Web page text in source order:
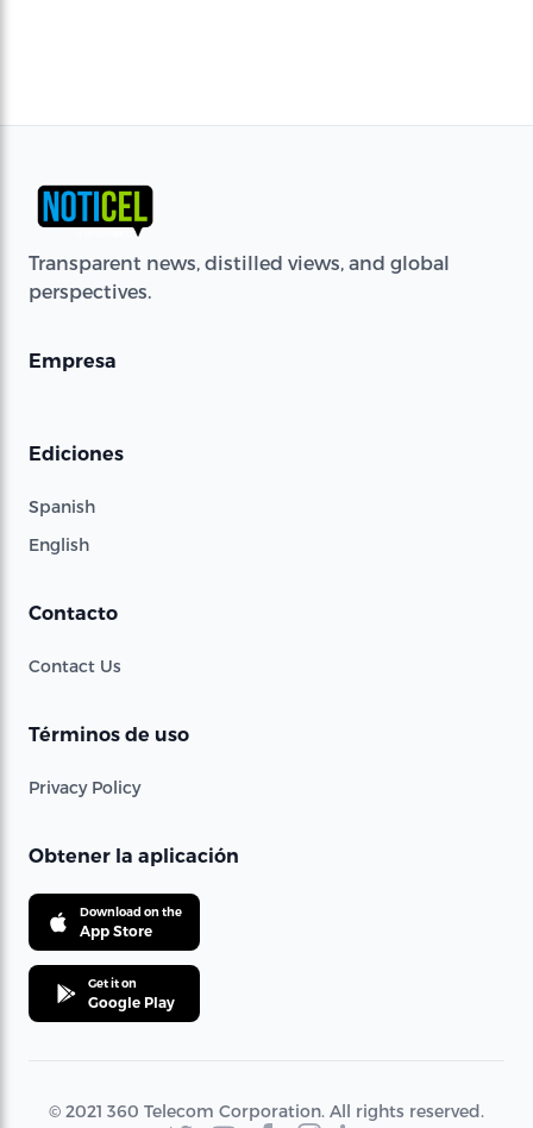
Transparent news, distilled views, and global
perspectives.
Empresa
Ediciones
Spanish
English
Contacto
Contact Us
Términos de uso
Privacy Policy
Obtener la aplicación
Download on the
App Store
Get it on
Google Play
© 2021 360 Telecom Corporation. All rights reserved.